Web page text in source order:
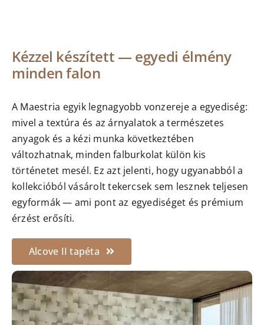
Kézzel készített — egyedi élmény
minden falon
A Maestria egyik legnagyobb vonzereje a egyediség:
mivel a textúra és az árnyalatok a természetes
anyagok és a kézi munka következtében
változhatnak, minden falburkolat külön kis
történetet mesél. Ez azt jelenti, hogy ugyanabból a
kollekcióból vásárolt tekercsek sem lesznek teljesen
egyformák — ami pont az egyediséget és prémium
érzést erősíti.
Alcove II tapéta